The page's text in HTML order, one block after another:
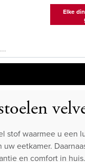
Elke
stof waarmee u een
eetkamer.
en comfort in